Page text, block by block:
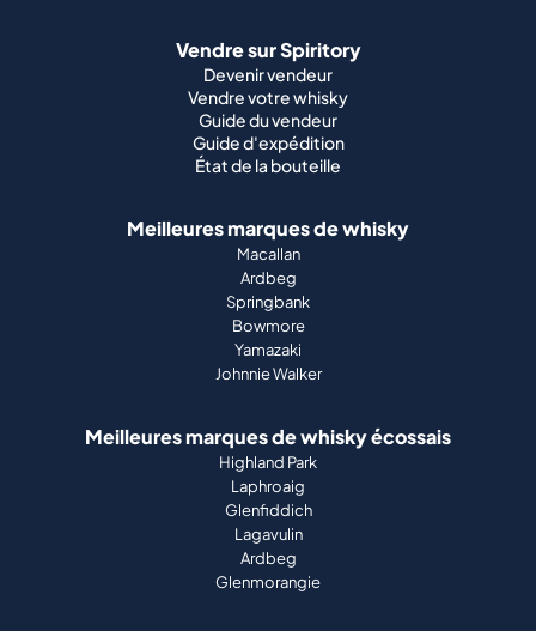
Vendre sur Spiritory
Devenir vendeur
Vendre votre whisky
Guide du vendeur
Guide d'expédition
État de la bouteille
Meilleures marques de whisky
Macallan
Ardbeg
Springbank
Bowmore
Yamazaki
Johnnie Walker
Meilleures marques de whisky écossais
Highland Park
Laphroaig
Glenfiddich
Lagavulin
Ardbeg
Glenmorangie